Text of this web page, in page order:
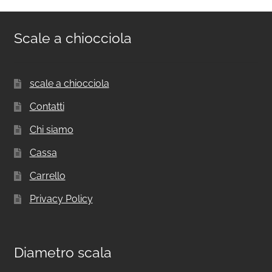
Scale a chiocciola
scale a chiocciola
Contatti
Chi siamo
Cassa
Carrello
Privacy Policy
Diametro scala